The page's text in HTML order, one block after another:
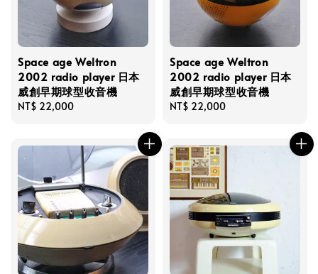
Space age Weltron
2002 radio player 日本
威創早期球型收音機
Regular
NT$ 22,000
Space age Weltron
2002 radio player 日本
威創早期球型收音機
Regular
NT$ 22,000